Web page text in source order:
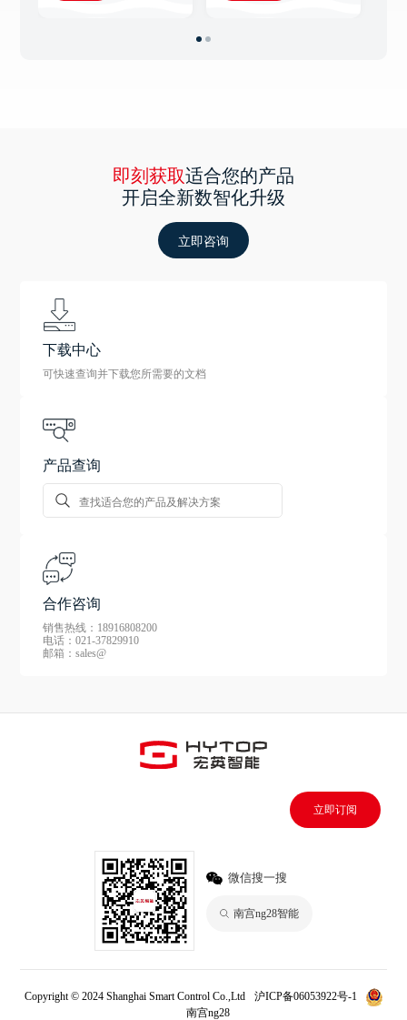
即刻获取适合您的产品
开启全新数智化升级
立即咨询
下载中心
可快速查询并下载您所需要的文档
产品查询
合作咨询
销售热线：18916808200
电话：021-37829910
邮箱：sales@
立即订阅
微信搜一搜
南宫ng28智能
Copyright © 2024 Shanghai Smart Control Co.,Ltd
沪ICP备06053922号-1
南宫ng28